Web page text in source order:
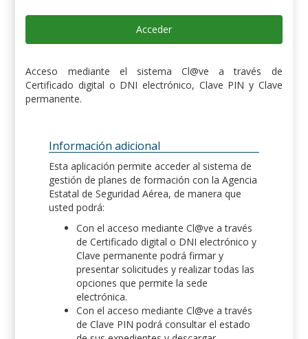
Acceder
Acceso mediante el sistema Cl@ve a través de
Certificado digital o DNI electrónico, Clave PIN y Clave
permanente.
Información adicional
Esta aplicación permite acceder al sistema de
gestión de planes de formación con la Agencia
Estatal de Seguridad Aérea, de manera que
usted podrá:
Con el acceso mediante Cl@ve a través
de Certificado digital o DNI electrónico y
Clave permanente podrá firmar y
presentar solicitudes y realizar todas las
opciones que permite la sede
electrónica.
Con el acceso mediante Cl@ve a través
de Clave PIN podrá consultar el estado